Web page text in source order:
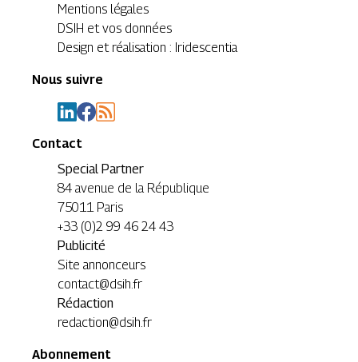
Mentions légales
DSIH et vos données
Design et réalisation : Iridescentia
Nous suivre
Contact
Special Partner
84 avenue de la République
75011 Paris
+33 (0)2 99 46 24 43
Publicité
Site annonceurs
contact@dsih.fr
Rédaction
redaction@dsih.fr
Abonnement